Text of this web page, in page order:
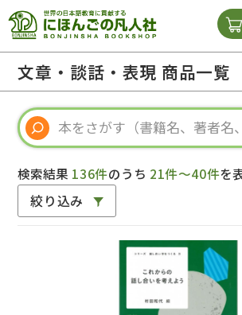
日本語
視聴
教師
文章・談話・表現 商品一覧
検索結果 136件のうち 21件～40件を
絞り込み